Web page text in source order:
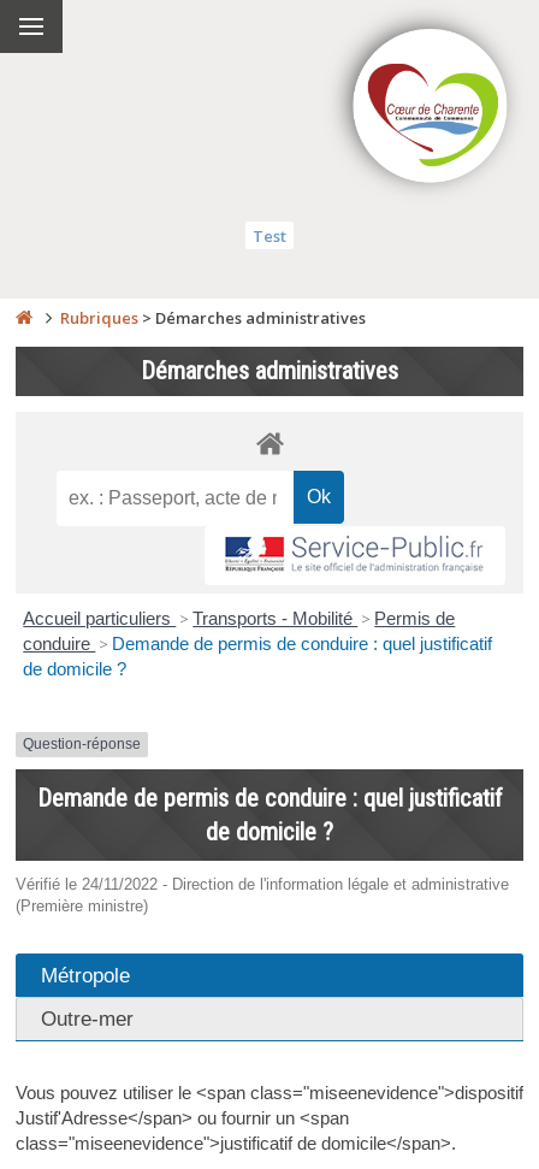
Test
Rubriques > Démarches administratives
Démarches administratives
Accueil particuliers > Transports - Mobilité > Permis de
conduire > Demande de permis de conduire : quel justificatif
de domicile ?
Question-réponse
Demande de permis de conduire : quel justificatif
de domicile ?
Vérifié le 24/11/2022 - Direction de l'information légale et administrative
(Première ministre)
Métropole
Outre-mer
Vous pouvez utiliser le <span class="miseenevidence">dispositif
Justif'Adresse</span> ou fournir un <span
class="miseenevidence">justificatif de domicile</span>.